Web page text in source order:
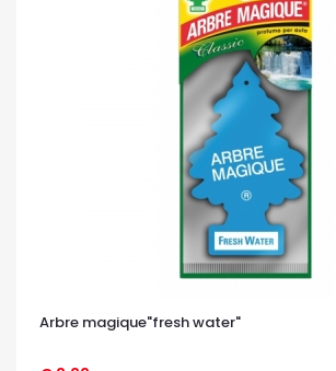
Arbre magique"fresh water"